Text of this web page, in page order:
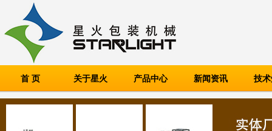
首 页 关于星火 产品中心 新闻资讯 技